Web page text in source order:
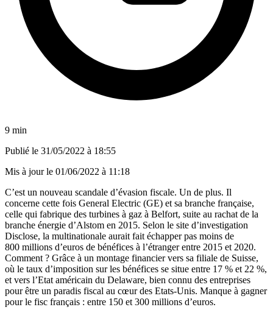
9 min
Publié le 31/05/2022 à 18:55
Mis à jour le 01/06/2022 à 11:18
C’est un nouveau scandale d’évasion fiscale. Un de plus. Il
concerne cette fois General Electric (GE) et sa branche française,
celle qui fabrique des turbines à gaz à Belfort, suite au rachat de la
branche énergie d’Alstom en 2015. Selon le site d’investigation
Disclose, la multinationale aurait fait échapper pas moins de
800 millions d’euros de bénéfices à l’étranger entre 2015 et 2020.
Comment ? Grâce à un montage financier vers sa filiale de Suisse,
où le taux d’imposition sur les bénéfices se situe entre 17 % et 22 %,
et vers l’Etat américain du Delaware, bien connu des entreprises
pour être un paradis fiscal au cœur des Etats-Unis. Manque à gagner
pour le fisc français : entre 150 et 300 millions d’euros.